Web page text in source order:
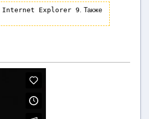
Internet Explorer 9 . Также